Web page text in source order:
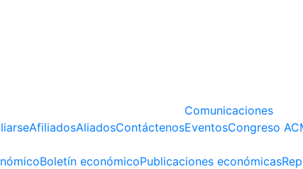
AfiliadosAliadosContáctenos
Comunicaciones
EventosCongreso
Boletín económicoPublicaciones económicas